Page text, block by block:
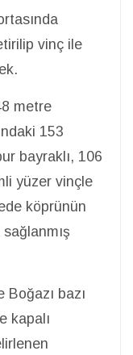
vinç ile
metre
153
bayraklı, 106
yüzer vinçle
köprünün
bazı
kapalı